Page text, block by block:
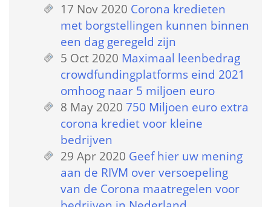
17 Nov 2020 Corona kredieten
met borgstellingen kunnen binnen
een dag geregeld zijn
5 Oct 2020 Maximaal leenbedrag
crowdfundingplatforms eind 2021
omhoog naar 5 miljoen euro
8 May 2020 750 Miljoen euro extra
corona krediet voor kleine
bedrijven
29 Apr 2020 Geef hier uw mening
aan de RIVM over versoepeling
van de Corona maatregelen voor